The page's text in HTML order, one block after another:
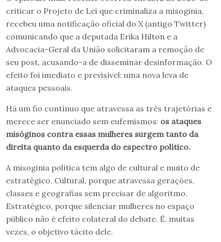
criticar o Projeto de Lei que criminaliza a misoginia,
recebeu uma notificação oficial do X (antigo Twitter)
comunicando que a deputada Erika Hilton e a
Advocacia-Geral da União solicitaram a remoção de
seu post, acusando-a de disseminar desinformação. O
efeito foi imediato e previsível: uma nova leva de
ataques pessoais.
Há um fio contínuo que atravessa as três trajetórias e
merece ser enunciado sem eufemismos: os ataques
misóginos contra essas mulheres surgem tanto da
direita quanto da esquerda do espectro político.
A misoginia política tem algo de cultural e muito de
estratégico. Cultural, porque atravessa gerações,
classes e geografias sem precisar de algoritmo.
Estratégico, porque silenciar mulheres no espaço
público não é efeito colateral do debate. É, muitas
vezes, o objetivo tácito dele.